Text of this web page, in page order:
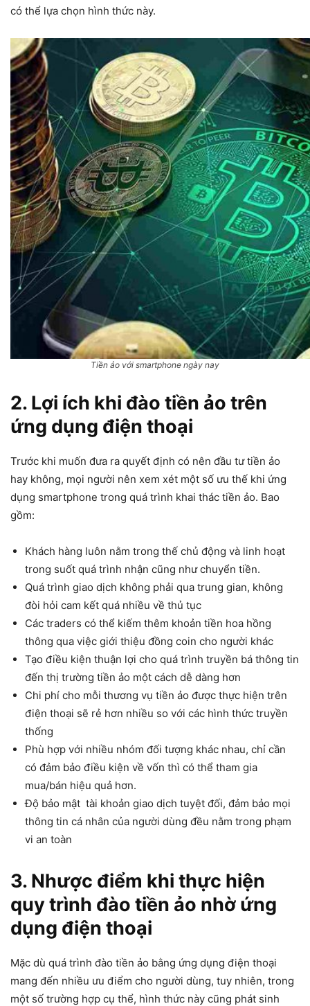
có thể lựa chọn hình thức này.
Tiền ảo với smartphone ngày nay
2. Lợi ích khi đào tiền ảo trên
ứng dụng điện thoại
Trước khi muốn đưa ra quyết định có nên đầu tư tiền ảo
hay không, mọi người nên xem xét một số ưu thế khi ứng
dụng smartphone trong quá trình khai thác tiền ảo. Bao
gồm:
Khách hàng luôn nằm trong thế chủ động và linh hoạt
trong suốt quá trình nhận cũng như chuyển tiền.
Quá trình giao dịch không phải qua trung gian, không
đòi hỏi cam kết quá nhiều về thủ tục
Các traders có thể kiếm thêm khoản tiền hoa hồng
thông qua việc giới thiệu đồng coin cho người khác
Tạo điều kiện thuận lợi cho quá trình truyền bá thông tin
đến thị trường tiền ảo một cách dễ dàng hơn
Chi phí cho mỗi thương vụ tiền ảo được thực hiện trên
điện thoại sẽ rẻ hơn nhiều so với các hình thức truyền
thống
Phù hợp với nhiều nhóm đối tượng khác nhau, chỉ cần
có đảm bảo điều kiện về vốn thì có thể tham gia
mua/bán hiệu quả hơn.
Độ bảo mật tài khoản giao dịch tuyệt đối, đảm bảo mọi
thông tin cá nhân của người dùng đều nằm trong phạm
vi an toàn
3. Nhược điểm khi thực hiện
quy trình đào tiền ảo nhờ ứng
dụng điện thoại
Mặc dù quá trình đào tiền ảo bằng ứng dụng điện thoại
mang đến nhiều ưu điểm cho người dùng, tuy nhiên, trong
một số trường hợp cụ thể, hình thức này cũng phát sinh